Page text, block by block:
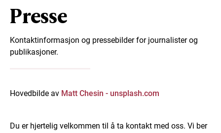
Presse
Kontaktinformasjon og pressebilder for journalister og
publikasjoner.
Hovedbilde av Matt Chesin - unsplash.com
Du er hjertelig velkommen til å ta kontakt med oss. Vi ber